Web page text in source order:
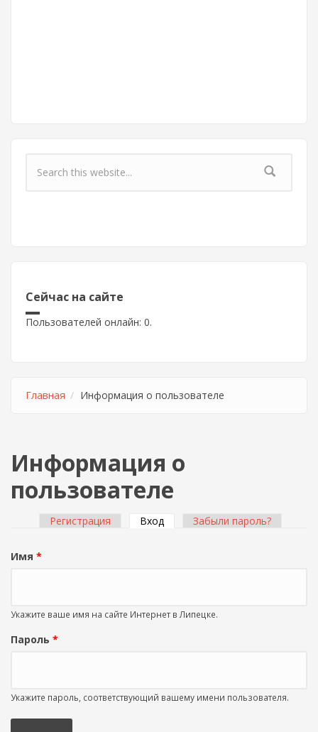
Форма поиска
Сейчас на сайте
Пользователей онлайн: 0.
Главная Информация о пользователе
Информация о
пользователе
Регистрация Вход (активная вкладка)
Забыли пароль?
Имя *
Укажите ваше имя на сайте Интернет в Липецке.
Пароль *
Укажите пароль, соответствующий вашему имени пользователя.